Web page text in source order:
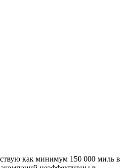
как минимум 150 000 миль в